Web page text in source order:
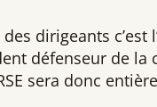
dirigeants
défenseur de
sera donc